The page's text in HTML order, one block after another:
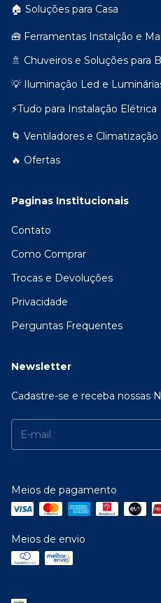
🏠 Soluções para Casa
🧰 Ferramentas Instalção e
🚿 Chuveiros e Soluções para
💡 Iluminação Led e
⚡Tudo para Instalação Elétrica
🌀 Ventiladores e Climatização
🔥 Ofertas
Paginas Institucionais
Contato
Como Comprar
Trocas e Devoluções
Privacidade
Perguntas Frequentes
Newsletter
Cadastre-se e receba nossas
Meios de pagamento
Meios de envio